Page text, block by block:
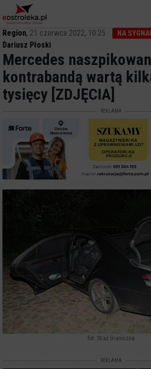
Region, 21 czerwca 2022, 10:25 NA
Dariusz Płoski
Mercedes
kontrabandą wartą
tysięcy [ZDJĘCIA]
REKLAMA
fot. Straż Graniczna
REKLAMA